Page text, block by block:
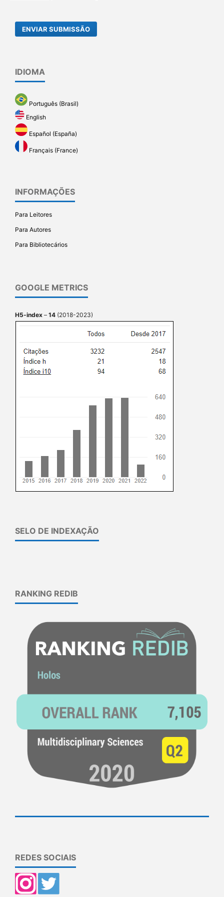
ENVIAR SUBMISSÃO
IDIOMA
Português (Brasil)
English
Español (España)
Français (France)
INFORMAÇÕES
Para Leitores
Para Autores
Para Bibliotecários
GOOGLE METRICS
H5-index – 14 (2018-2023)
SELO DE INDEXAÇÃO
RANKING REDIB
REDES SOCIAIS